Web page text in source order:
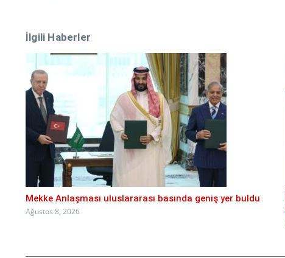
İlgili Haberler
Mekke Anlaşması uluslararası basında geniş yer buldu
Ağustos 8, 2026